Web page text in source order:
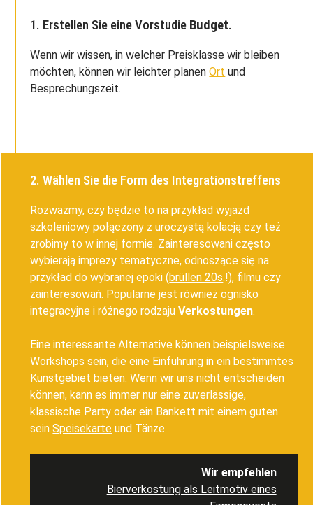
1. Erstellen Sie eine Vorstudie Budget.
Wenn wir wissen, in welcher Preisklasse wir bleiben
möchten, können wir leichter planenOrt und
Besprechungszeit.
2. Wählen Sie die Form des Integrationstreffens
Rozważmy, czy będzie to na przykład wyjazd
szkoleniowy połączony z uroczystą kolacją czy też
zrobimy to w innej formie. Zainteresowani często
wybierają imprezy tematyczne, odnoszące się na
przykład do wybranej epoki (brüllen 20s.!), filmu czy
zainteresowań. Popularne jest również ognisko
integracyjne i różnego rodzajuVerkostungen.
Eine interessante Alternative können beispielsweise
Workshops sein, die eine Einführung in ein bestimmtes
Kunstgebiet bieten. Wenn wir uns nicht entscheiden
können, kann es immer nur eine zuverlässige,
klassische Party oder ein Bankett mit einem guten
seinSpeisekarte und Tänze.
Wir empfehlen
Bierverkostung als Leitmotiv eines